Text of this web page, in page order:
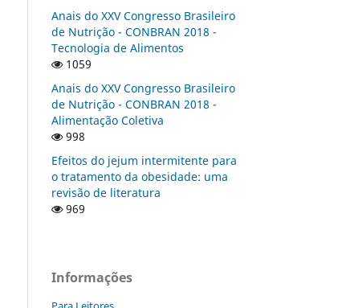
Anais do XXV Congresso Brasileiro
de Nutrição - CONBRAN 2018 -
Tecnologia de Alimentos
1059
Anais do XXV Congresso Brasileiro
de Nutrição - CONBRAN 2018 -
Alimentação Coletiva
998
Efeitos do jejum intermitente para
o tratamento da obesidade: uma
revisão de literatura
969
Informações